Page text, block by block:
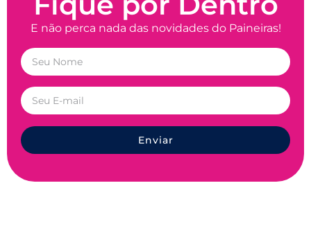
E não perca nada das novidades do Paineiras!
Enviar